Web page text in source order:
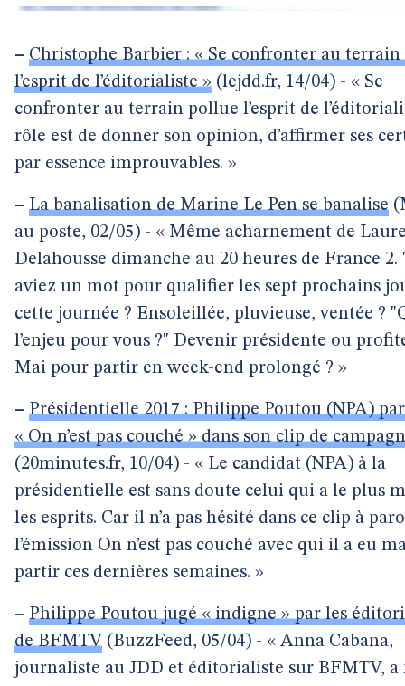
– Christophe Barbier : « Se confronter au
l’esprit de l’éditorialiste » (lejdd.fr, 14/04) - « Se
confronter au terrain pollue l’esprit de
rôle est de donner son opinion, d’affirmer ses
par essence improuvables. »
– La banalisation de Marine Le Pen se banalise
au poste, 02/05) - « Même acharnement de
Delahousse dimanche au 20 heures de France 2.
aviez un mot pour qualifier les sept prochains
cette journée ? Ensoleillée, pluvieuse, ventée ?
l’enjeu pour vous ?" Devenir présidente ou
Mai pour partir en week-end prolongé ? »
– Présidentielle 2017 : Philippe Poutou (NPA)
« On n’est pas couché » dans son clip de
(20minutes.fr, 10/04) - « Le candidat (NPA) à la
présidentielle est sans doute celui qui a le plus
les esprits. Car il n’a pas hésité dans ce clip à
l’émission On n’est pas couché avec qui il a eu
partir ces dernières semaines. »
– Philippe Poutou jugé « indigne » par les
de BFMTV (BuzzFeed, 05/04) - « Anna Cabana,
journaliste au JDD et éditorialiste sur BFMTV, a